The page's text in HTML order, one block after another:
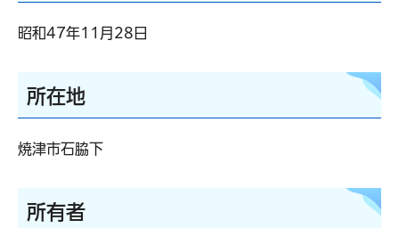
昭和47年11月28日
所在地
焼津市石脇下
所有者